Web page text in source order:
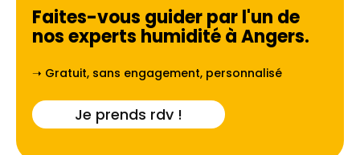
Faites-vous guider par l'un de
nos experts humidité àAngers.
➝ Gratuit, sans engagement, personnalisé
Je prends rdv !